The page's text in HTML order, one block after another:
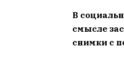
В
смысле
снимки с